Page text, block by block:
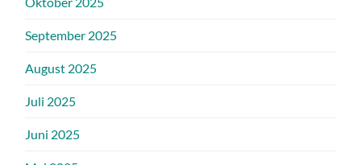
September 2025
August 2025
Juli 2025
Juni 2025